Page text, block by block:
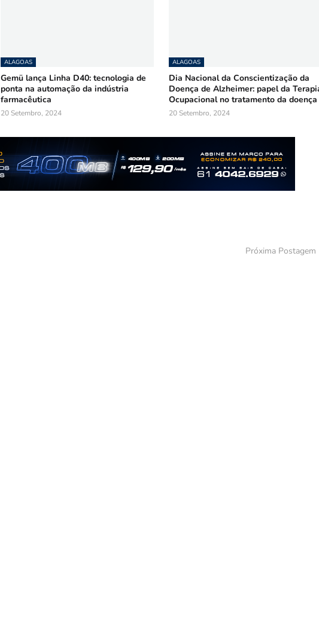
ALAGOAS
Gemü lança Linha D40: tecnologia de
ponta na automação da indústria
farmacêutica
20 Setembro, 2024
ALAGOAS
Dia Nacional da Conscientização da
Doença de Alzheimer: papel da
Ocupacional no tratamento da doença
20 Setembro, 2024
Próxima Postagem